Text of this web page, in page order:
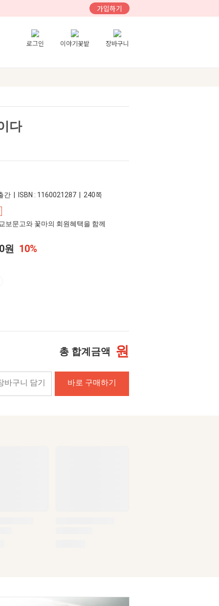
가입하기
로그인 이야기꽃밭 장바구니
다
간 | ISBN : 1160021287 | 240쪽
보문고와 꽃마의 회원혜택을 함께
원 10%
총 합계금액 원
바구니 담기 바로 구매하기